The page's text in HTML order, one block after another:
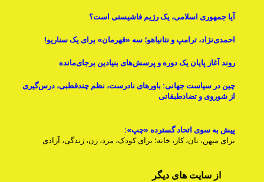
آیا جمهوری اسلامی، یک رژیم فاشیستی است؟
احمدی‌نژاد، ترامپ و نتانیاهو؛ سه «قهرمان» برای یک سناریو!
روند آغاز پایان یک دوره و پرسش‌های بنیادینِ برجای‌مانده
چین در سیاست جهانی: باورهای نادرست، نظم چندقطبی، درس‌گیری
از شوروی و تضادطبقاتی
پیش به سوی اتحاد گسترده «چپ»:
برای میهن، نان، کار، خانه؛ برای کودک، مرد، زن، زندگی، آزادی
از سایت های دیگر